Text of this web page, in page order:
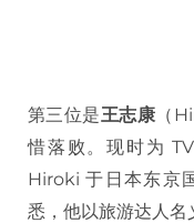
第三位是王志康 （
惜落败。现时为
Hiroki 于日本东京
悉，他以旅游达人名